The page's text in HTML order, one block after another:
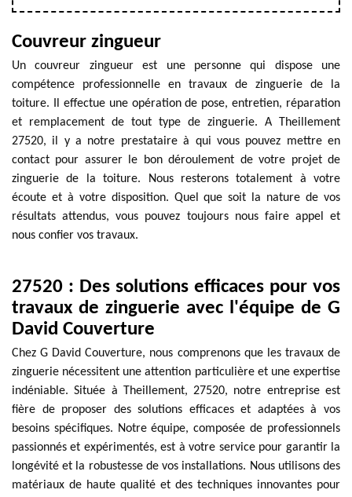
Couvreur zingueur
Un couvreur zingueur est une personne qui dispose une
compétence professionnelle en travaux de zinguerie de la
toiture. Il effectue une opération de pose, entretien, réparation
et remplacement de tout type de zinguerie. A Theillement
27520, il y a notre prestataire à qui vous pouvez mettre en
contact pour assurer le bon déroulement de votre projet de
zinguerie de la toiture. Nous resterons totalement à votre
écoute et à votre disposition. Quel que soit la nature de vos
résultats attendus, vous pouvez toujours nous faire appel et
nous confier vos travaux.
27520 : Des solutions efficaces pour vos
travaux de zinguerie avec l'équipe de G
David Couverture
Chez G David Couverture, nous comprenons que les travaux de
zinguerie nécessitent une attention particulière et une expertise
indéniable. Située à Theillement, 27520, notre entreprise est
fière de proposer des solutions efficaces et adaptées à vos
besoins spécifiques. Notre équipe, composée de professionnels
passionnés et expérimentés, est à votre service pour garantir la
longévité et la robustesse de vos installations. Nous utilisons des
matériaux de haute qualité et des techniques innovantes pour